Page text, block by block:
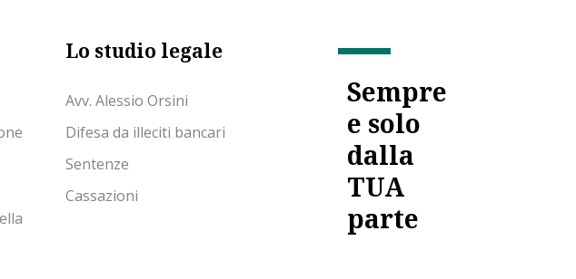
Lo studio legale
Avv. Alessio Orsini
Difesa da illeciti bancari
Sentenze
Cassazioni
Sempre
e solo
dalla
TUA
parte